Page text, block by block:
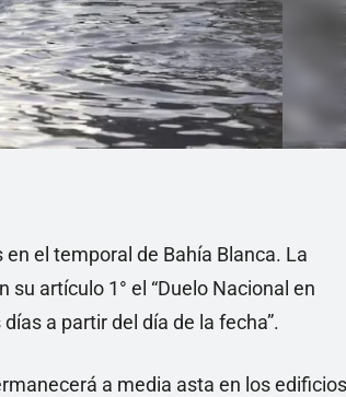
el temporal de Bahía Blanca. La
artículo 1° el “Duelo Nacional en
a partir del día de la fecha”.
a media asta en los edificios